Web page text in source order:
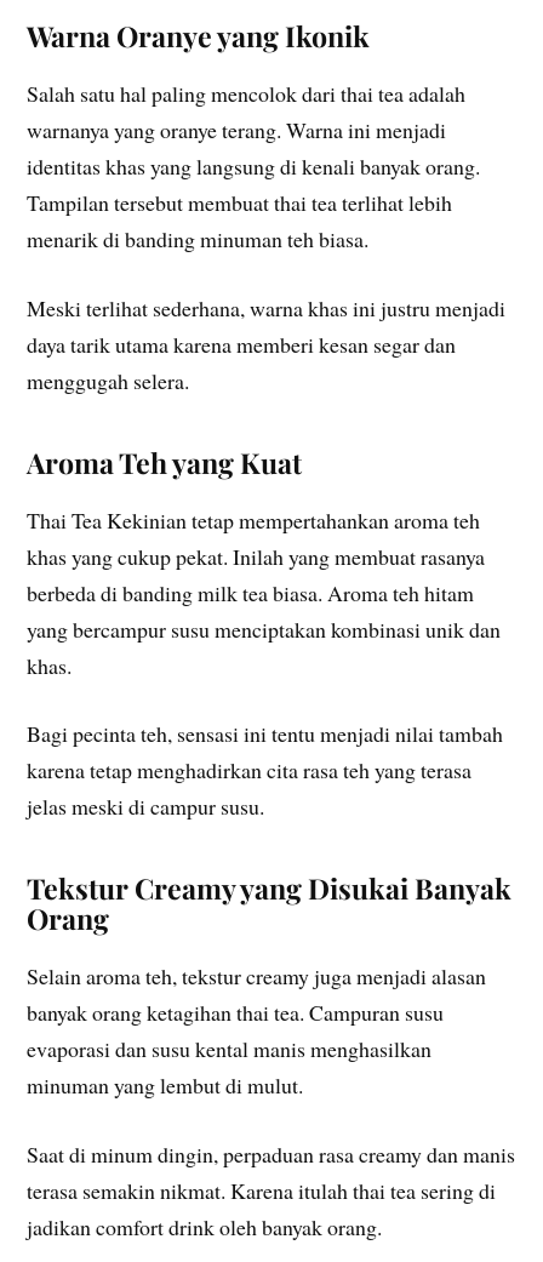
Warna Oranye yang Ikonik
Salah satu hal paling mencolok dari thai tea adalah
warnanya yang oranye terang. Warna ini menjadi
identitas khas yang langsung di kenali banyak orang.
Tampilan tersebut membuat thai tea terlihat lebih
menarik di banding minuman teh biasa.
Meski terlihat sederhana, warna khas ini justru menjadi
daya tarik utama karena memberi kesan segar dan
menggugah selera.
Aroma Teh yang Kuat
Thai Tea Kekinian tetap mempertahankan aroma teh
khas yang cukup pekat. Inilah yang membuat rasanya
berbeda di banding milk tea biasa. Aroma teh hitam
yang bercampur susu menciptakan kombinasi unik dan
khas.
Bagi pecinta teh, sensasi ini tentu menjadi nilai tambah
karena tetap menghadirkan cita rasa teh yang terasa
jelas meski di campur susu.
Tekstur Creamy yang Disukai Banyak
Orang
Selain aroma teh, tekstur creamy juga menjadi alasan
banyak orang ketagihan thai tea. Campuran susu
evaporasi dan susu kental manis menghasilkan
minuman yang lembut di mulut.
Saat di minum dingin, perpaduan rasa creamy dan manis
terasa semakin nikmat. Karena itulah thai tea sering di
jadikan comfort drink oleh banyak orang.